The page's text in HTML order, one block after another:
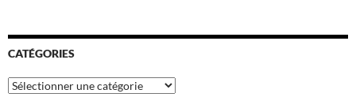
CATÉGORIES
Catégories